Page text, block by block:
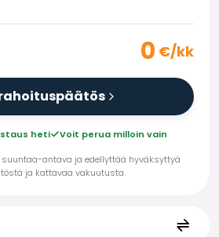
0 €/kk
heti
Voit perua milloin vain
antava ja edellyttää hyväksyttyä
ja kattavaa vakuutusta.